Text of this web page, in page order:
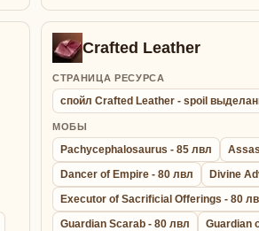
Crafted Leather
СТРАНИЦА РЕСУРСА
спойл Crafted Leather - spoil
МОБЫ
Pachycephalosaurus - 85 лвл
Dancer of Empire - 80 лвл
Divine
Executor of Sacrificial Offerings - 80
Guardian Scarab - 80 лвл
Guardian